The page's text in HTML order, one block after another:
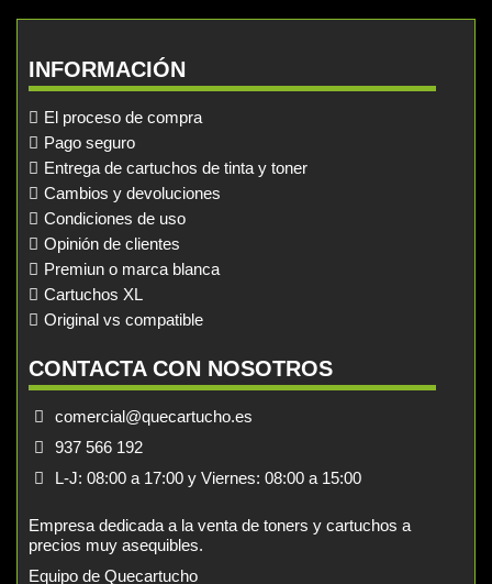
INFORMACIÓN
El proceso de compra
Pago seguro
Entrega de cartuchos de tinta y toner
Cambios y devoluciones
Condiciones de uso
Opinión de clientes
Premiun o marca blanca
Cartuchos XL
Original vs compatible
CONTACTA CON NOSOTROS
comercial@quecartucho.es
937 566 192
L-J: 08:00 a 17:00 y Viernes: 08:00 a 15:00
Empresa dedicada a la venta de toners y cartuchos a
precios muy asequibles.
Equipo de Quecartucho